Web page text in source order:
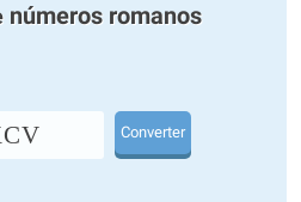
números romanos
Converter